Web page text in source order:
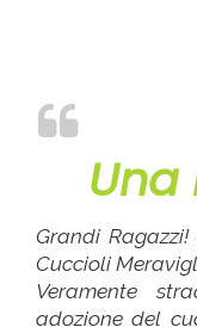
Grandi
Cuccioli
Veramente
adozione del